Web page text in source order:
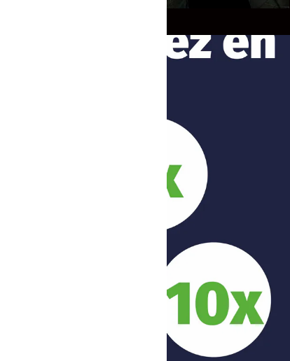
Tous les matériaux ont été
Service et Livraison
Chaque commande est
expédiés depuis la France
Notre service SAV est à votre
conforme à vos attentes, même
Vous recherchez un modèle
bénéficier d'un costume
Le délai de confection est
Pourquoi Choisir la
En choisissant notre mascotte,
usage professionnel ou